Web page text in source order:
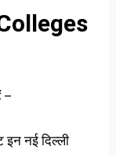
–
इन नई दिल्ली